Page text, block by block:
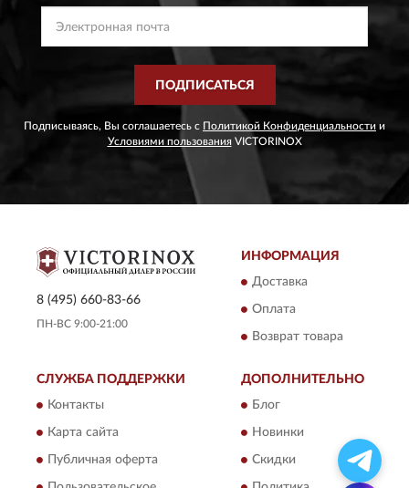
ПОДПИСАТЬСЯ
Подписываясь, Вы соглашаетесь с Политикой Конфиденциальности и
Условиями пользованияVICTORINOX
8 (495) 660-83-66
ПН-ВС 9:00-21:00
ИНФОРМАЦИЯ
Доставка
Оплата
Возврат товара
СЛУЖБА ПОДДЕРЖКИ
Контакты
Карта сайта
Публичная оферта
ДОПОЛНИТЕЛЬНО
Блог
Новинки
Скидки